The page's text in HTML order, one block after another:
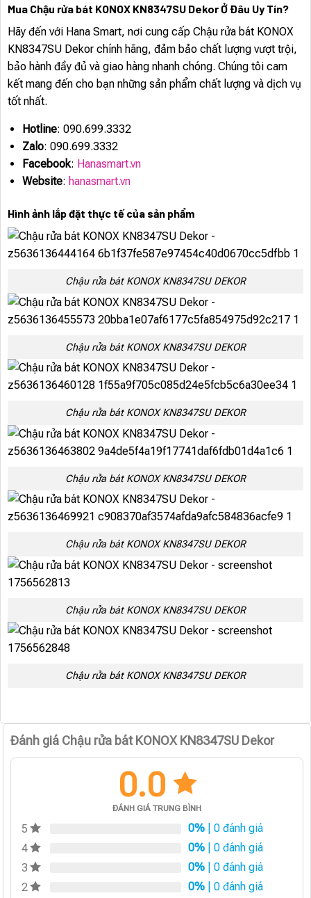
Mua Chậu rửa bát KONOX KN8347SU Dekor Ở Đâu Uy Tín?
Hãy đến với Hana Smart, nơi cung cấp Chậu rửa bát KONOX
KN8347SU Dekor chính hãng, đảm bảo chất lượng vượt trội,
bảo hành đầy đủ và giao hàng nhanh chóng. Chúng tôi cam
kết mang đến cho bạn những sản phẩm chất lượng và dịch vụ
tốt nhất.
Hotline: 090.699.3332
Zalo: 090.699.3332
Facebook: Hanasmart.vn
Website: hanasmart.vn
Hình ảnh lắp đặt thực tế của sản phẩm
Chậu rửa bát KONOX KN8347SU DEKOR
Chậu rửa bát KONOX KN8347SU DEKOR
Chậu rửa bát KONOX KN8347SU DEKOR
Chậu rửa bát KONOX KN8347SU DEKOR
Chậu rửa bát KONOX KN8347SU DEKOR
Chậu rửa bát KONOX KN8347SU DEKOR
Chậu rửa bát KONOX KN8347SU DEKOR
Đánh giá Chậu rửa bát KONOX KN8347SU Dekor
0.0
ĐÁNH GIÁ TRUNG BÌNH
5 0% | 0 đánh giá
4
0% | 0 đánh giá
3
0% | 0 đánh giá
2
0% | 0 đánh giá